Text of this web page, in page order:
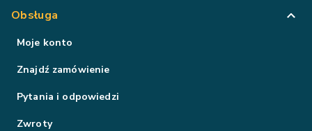
Obsługa
Moje konto
Znajdź zamówienie
Pytania i odpowiedzi
Zwroty